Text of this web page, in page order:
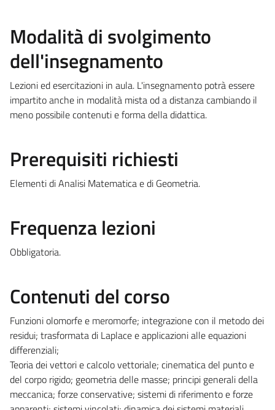
Modalità di svolgimento
dell'insegnamento
Lezioni ed esercitazioni in aula. L'insegnamento potrà essere
impartito anche in modalità mista od a distanza cambiando il
meno possibile contenuti e forma della didattica.
Prerequisiti richiesti
Elementi di Analisi Matematica e di Geometria.
Frequenza lezioni
Obbligatoria.
Contenuti del corso
Funzioni olomorfe e meromorfe; integrazione con il metodo dei
residui; trasformata di Laplace e applicazioni alle equazioni
differenziali;
Teoria dei vettori e calcolo vettoriale; cinematica del punto e
del corpo rigido; geometria delle masse; principi generali della
meccanica; forze conservative; sistemi di riferimento e forze